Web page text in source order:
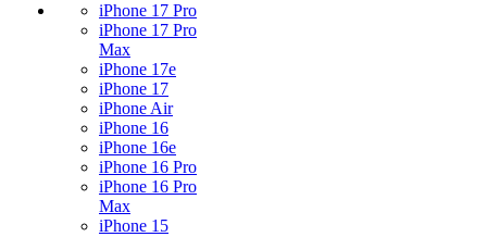
iPhone 17 Pro
iPhone 17 Pro
Max
iPhone 17e
iPhone 17
iPhone Air
iPhone 16
iPhone 16e
iPhone 16 Pro
iPhone 16 Pro
Max
iPhone 15